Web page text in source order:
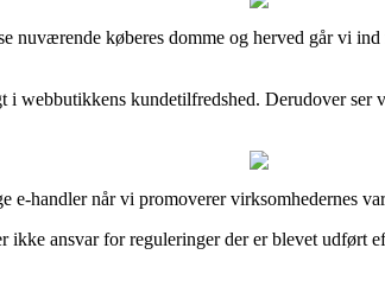
nuværende køberes domme og herved går vi
webbutikkens kundetilfredshed. Derudover ser
e-handler når vi promoverer virksomhedernes
ansvar for reguleringer der er blevet udført